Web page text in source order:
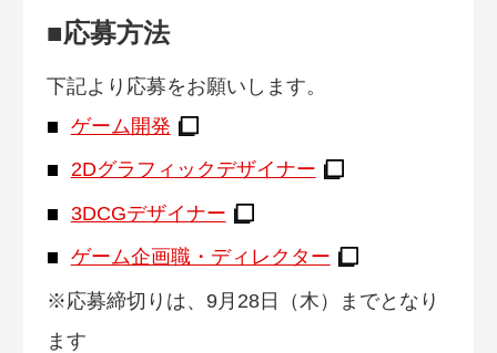
■応募方法
下記より応募をお願いします。
ゲーム開発
2Dグラフィックデザイナー
3DCGデザイナー
ゲーム企画職・ディレクター
※応募締切りは、9月28日（木）までとなり
ます